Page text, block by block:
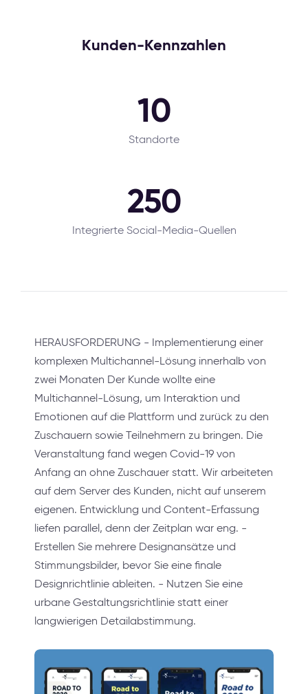
Kunden-Kennzahlen
10
Standorte
250
Integrierte Social-Media-Quellen
HERAUSFORDERUNG - Implementierung einer
komplexen Multichannel-Lösung innerhalb von
zwei Monaten Der Kunde wollte eine
Multichannel-Lösung, um Interaktion und
Emotionen auf die Plattform und zurück zu den
Zuschauern sowie Teilnehmern zu bringen. Die
Veranstaltung fand wegen Covid-19 von
Anfang an ohne Zuschauer statt. Wir arbeiteten
auf dem Server des Kunden, nicht auf unserem
eigenen. Entwicklung und Content-Erfassung
liefen parallel, denn der Zeitplan war eng. -
Erstellen Sie mehrere Designansätze und
Stimmungsbilder, bevor Sie eine finale
Designrichtlinie ableiten. - Nutzen Sie eine
urbane Gestaltungsrichtlinie statt einer
langwierigen Detailabstimmung.